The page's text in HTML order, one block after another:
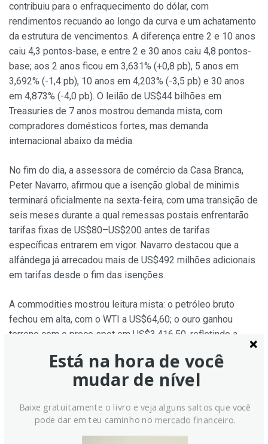
contribuiu para o enfraquecimento do dólar, com
rendimentos recuando ao longo da curva e um achatamento
da estrutura de vencimentos. A diferença entre 2 e 10 anos
caiu 4,3 pontos-base, e entre 2 e 30 anos caiu 4,8 pontos-
base; aos 2 anos ficou em 3,631% (+0,8 pb), 5 anos em
3,692% (-1,4 pb), 10 anos em 4,203% (-3,5 pb) e 30 anos
em 4,873% (-4,0 pb). O leilão de US$44 bilhões em
Treasuries de 7 anos mostrou demanda mista, com
compradores domésticos fortes, mas demanda
internacional abaixo da média.
No fim do dia, a assessora de comércio da Casa Branca,
Peter Navarro, afirmou que a isenção global de minimis
terminará oficialmente na sexta-feira, com uma transição de
seis meses durante a qual remessas postais enfrentarão
tarifas fixas de US$80–US$200 antes de tarifas
específicas entrarem em vigor. Navarro destacou que a
alfândega já arrecadou mais de US$492 milhões adicionais
em tarifas desde o fim das isenções.
A commodities mostrou leitura mista: o petróleo bruto
fechou em alta, com o WTI a US$64,60; o ouro ganhou
terreno com o preço spot em US$3.416,50, refletindo a
de US$112.034, fortalecendo o tom de maior apetite ao
risco. O feriado do Dia do Trabalho nos EUA encerra o fim
amanhã.
Está na hora de você
mudar de nível
Baixe gratuitamente o livro e veja alguns saltos que você
pode dar em teu caminho no mercado financeiro.